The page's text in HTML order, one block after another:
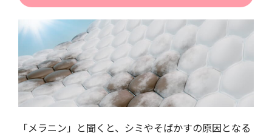
「メラニン」と聞くと、シミやそばかすの原因となる